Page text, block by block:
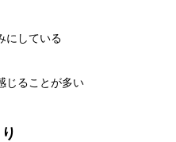
にしている
じることが多い